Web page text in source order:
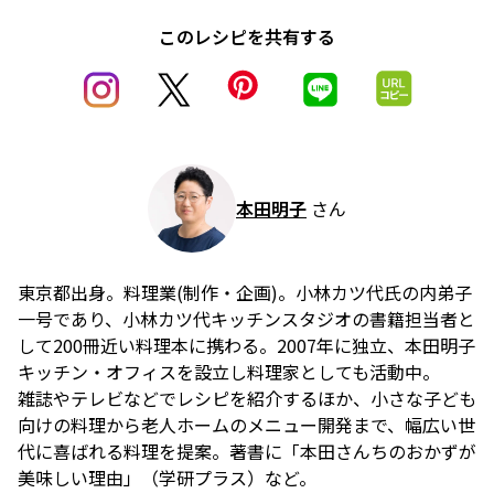
このレシピを共有する
本田明子 さん
東京都出身。料理業(制作・企画)。小林カツ代氏の内弟子
一号であり、小林カツ代キッチンスタジオの書籍担当者と
して200冊近い料理本に携わる。2007年に独立、本田明子
キッチン・オフィスを設立し料理家としても活動中。
雑誌やテレビなどでレシピを紹介するほか、小さな子ども
向けの料理から老人ホームのメニュー開発まで、幅広い世
代に喜ばれる料理を提案。著書に「本田さんちのおかずが
美味しい理由」（学研プラス）など。